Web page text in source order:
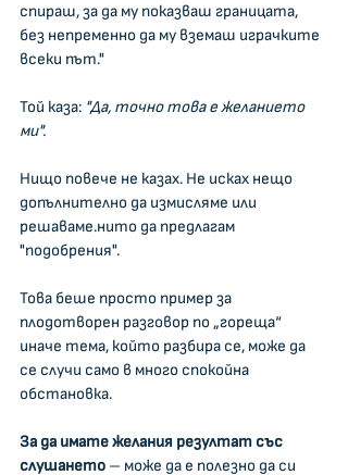
спираш, за да му показваш границата,
без непременно да му вземаш играчките
всеки път."
Той каза: "Да, точно това е желанието
ми".
Нищо повече не казах. Не исках нещо
допълнително да измисляме или
решаваме.нито да предлагам
"подобрения".
Това беше просто пример за
плодотворен разговор по „гореща“
иначе тема, който разбира се, може да
се случи само в много спокойна
обстановка.
За да имате желания резултат със
слушането – може да е полезно да си